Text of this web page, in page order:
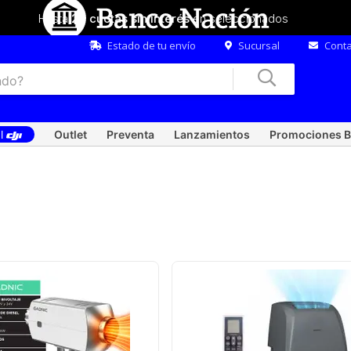
Hasta 20 cuotas sin interés en seleccionados
Estado de tu envío Sucursal
Outlet Preventa Lanzamientos Promociones